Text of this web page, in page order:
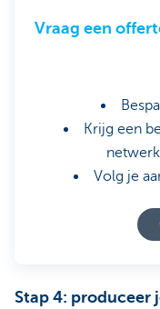
Vraag een
Krijg een
Volg je
Stap 4: produceer